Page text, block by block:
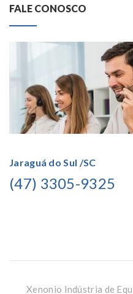
FALE CONOSCO
Jaraguá do Sul /SC
(47) 3305-9325
Xenonio Indústria de